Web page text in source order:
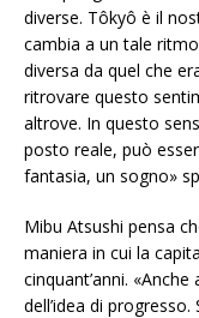
diverse. Tôkyô è il
cambia a un tale
diversa da quel che
ritrovare questo
altrove. In questo
posto reale, può
fantasia, un sogno»
Mibu Atsushi pensa
maniera in cui la
cinquant’anni.
dell’idea di